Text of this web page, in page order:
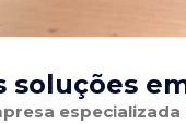
soluções
especializada